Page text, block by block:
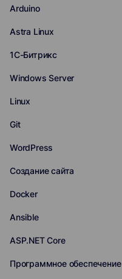
Arduino
Astra Linux
1С-Битрикс
Windows Server
Linux
Git
WordPress
Создание сайта
Docker
Ansible
ASP.NET Core
Программное обеспечение